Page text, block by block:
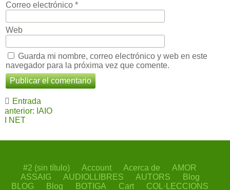
Correo electrónico *
Web
Guarda mi nombre, correo electrónico y web en este
navegador para la próxima vez que comente.
Navegación
de
entradas
Entrada
anterior: IAIO
I NET
#2 (sin título) Account Acerca de
AMOR
ASSAIG
AUDIOLLIBRES AUTORS
Blog
BLOG
Blog BOTIGA Cart COL·LECCIONS